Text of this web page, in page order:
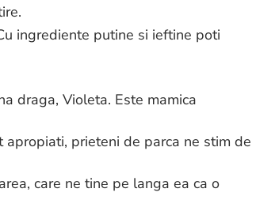
ingrediente putine si ieftine poti
draga, Violeta. Este mamica
apropiati, prieteni de parca ne stim de
care ne tine pe langa ea ca o